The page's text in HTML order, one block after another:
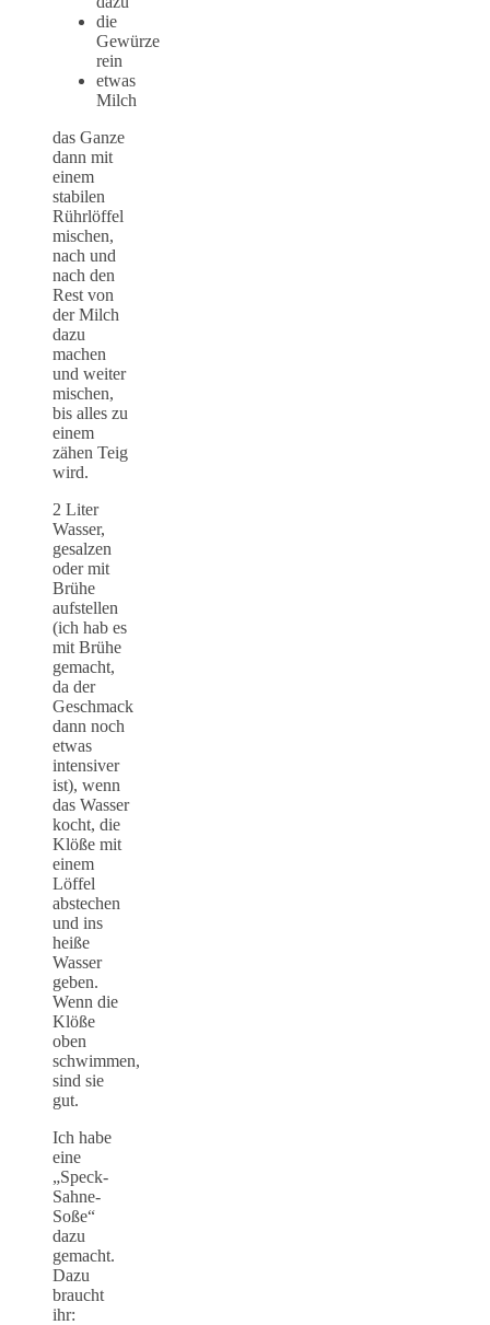
die
Gewürze
rein
etwas
Milch
das Ganze
dann mit
einem
stabilen
Rührlöffel
mischen,
nach und
nach den
Rest von
der Milch
dazu
machen
und weiter
mischen,
bis alles zu
einem
zähen Teig
wird.
2 Liter
Wasser,
gesalzen
oder mit
Brühe
aufstellen
(ich hab es
mit Brühe
gemacht,
da der
Geschmack
dann noch
etwas
intensiver
ist), wenn
das Wasser
kocht, die
Klöße mit
einem
Löffel
abstechen
und ins
heiße
Wasser
geben.
Wenn die
Klöße
oben
schwimmen,
sind sie
gut.
Ich habe
eine
„Speck-
Sahne-
Soße“
dazu
gemacht.
Dazu
braucht
ihr: